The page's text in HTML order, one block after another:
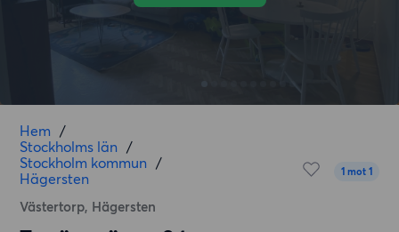
Hem /
Stockholms län /
Stockholm kommun /
Hägersten
Västertorp, Hägersten
1 mot 1